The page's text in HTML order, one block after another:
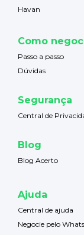
Havan
Como
Passo a passo
Dúvidas
Segurança
Central de
Blog
Blog Acerto
Ajuda
Central de ajuda
Negocie pelo